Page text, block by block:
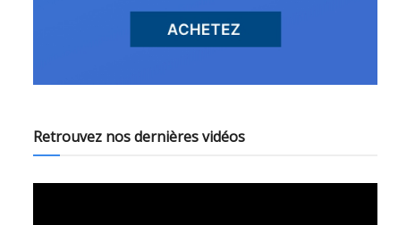
Retrouvez nos dernières vidéos